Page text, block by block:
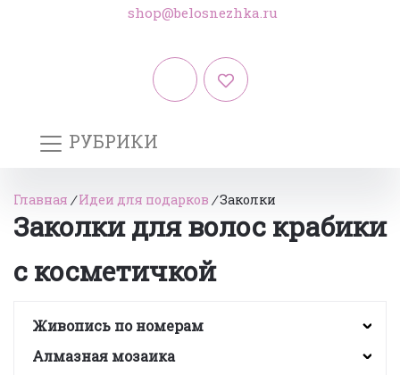
shop@belosnezhka.ru
РУБРИКИ
Главная /Идеи для подарков /Заколки
Заколки для волос крабики
с косметичкой
Живопись по номерам
Алмазная мозаика